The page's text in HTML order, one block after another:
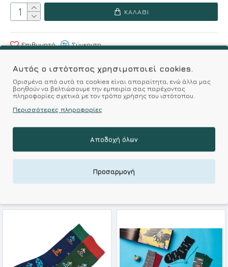
Σύμφωνα με 0 αξιολογήσεις. - Γράψτε μια κριτική
ΚΑΛΆΘΙ
Επιθυμητό Σύγκριση
Kalimeratzis Underwear : Προϊόντα Σχεδιασμένα για
Αξεπέραστη Αντοχή
Απολαύστε Υφάσματα Φιλικά Προς το Δέρμα & Ανώτερη
Αυτός ο ιστότοπος χρησιμοποιεί cookies.
Ορισμένα από αυτά τα cookies είναι απαραίτητα, ενώ άλλα μας
βοηθούν να βελτιώσουμε την εμπειρία σας παρέχοντας
πληροφορίες σχετικά με τον τρόπο χρήσης του ιστότοπου.
Περισσότερες πληροφορίες
Αποδοχή όλων
Προσαρμογή